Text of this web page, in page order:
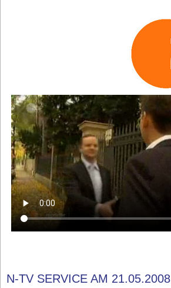
N-TV SERVICE AM 21.05.2008